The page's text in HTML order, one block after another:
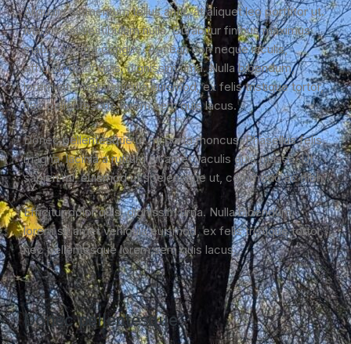
Aliquam elementum tellus ante, at aliquet leo porttitor ut.
Mauris vel vestibulum nulla. Curabitur finibus maximus
mauris viverra congue. Aenean non neque iaculis,
efficitur dolor quis, dignissim urna. Nulla bibendum,
lorem sit amet vehicula euismod, ex felis tristique tortor,
nec pellentesque lorem sem quis lacus.
Donec pellentesque ut mi porta rhoncus. Phasellus felis
magna, lacinia a rutrum sit amet, iaculis quis massa. Ut
sapien mi, euismod ut scelerisque ut, commodo ac nibh.
Efficitur dolor quis, dignissim urna. Nulla bibendum,
lorem sit amet vehicula euismod, ex felis tristique tortor,
nec pellentesque lorem sem quis lacus.
Donec pellentesque